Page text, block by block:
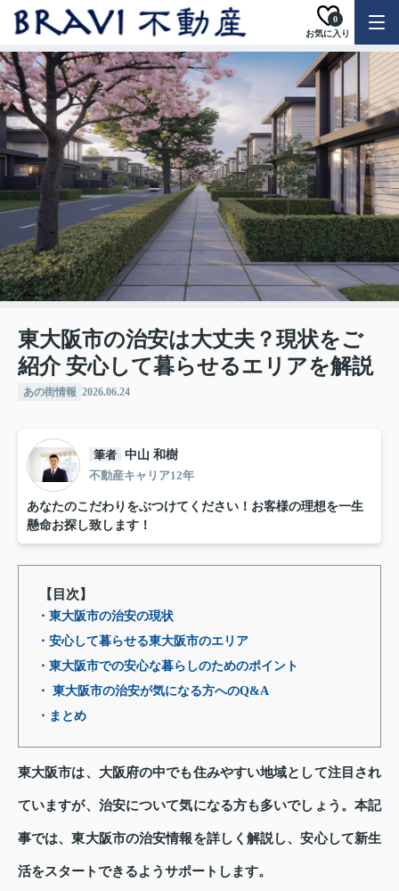
お気に入り
0
東大阪市の治安は大丈夫？現状をご
紹介 安心して暮らせるエリアを解説
あの街情報 2026.06.24
筆者 中山 和樹
不動産キャリア12年
あなたのこだわりをぶつけてください！お客様の理想を一生
懸命お探し致します！
【目次】
・東大阪市の治安の現状
・安心して暮らせる東大阪市のエリア
・東大阪市での安心な暮らしのためのポイント
・ 東大阪市の治安が気になる方へのQ&A
・まとめ
東大阪市は、大阪府の中でも住みやすい地域として注目され
ていますが、治安について気になる方も多いでしょう。本記
事では、東大阪市の治安情報を詳しく解説し、安心して新生
活をスタートできるようサポートします。